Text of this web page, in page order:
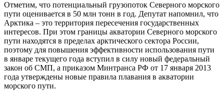
Отметим, что потенциальный грузопоток Северного морского
пути оценивается в 50 млн тонн в год. Депутат напомнил, что
Арктика – это территория пересечения государственных
интересов. При этом границы акватории Северного морского
пути находятся в пределах арктического сектора России,
поэтому для повышения эффективности использования пути
в январе текущего года вступил в силу новый федеральный
закон об СМП, а приказом Минтранса РФ от 17 января 2013
года утверждены новые правила плавания в акватории
морского пути.